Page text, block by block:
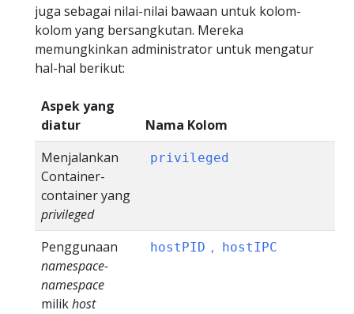
juga sebagai nilai-nilai bawaan untuk kolom-
kolom yang bersangkutan. Mereka
memungkinkan administrator untuk mengatur
hal-hal berikut:
Aspek yang
diatur
Nama Kolom
Menjalankan
Container-
container yang
privileged
privileged
Penggunaan
namespace-
namespace
milikhost
hostPID , hostIPC